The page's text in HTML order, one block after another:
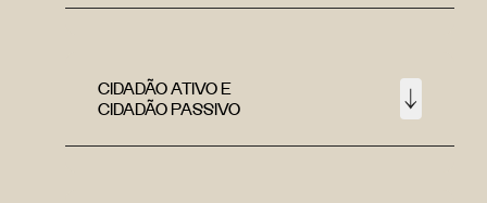
CIDADÃO ATIVO E
CIDADÃO PASSIVO